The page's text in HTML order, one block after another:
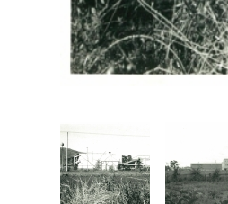
建設部
建設政策課
土木管理課
道水路整備課
みどり公園課